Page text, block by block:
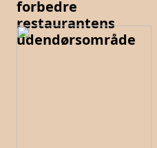
forbedre
restaurantens
udendørsområde